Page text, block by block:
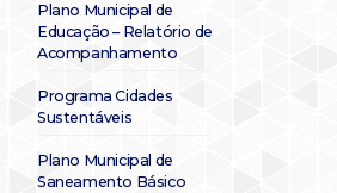
Plano Municipal de
Educação – Relatório de
Acompanhamento
Programa Cidades
Sustentáveis
Plano Municipal de
Saneamento Básico